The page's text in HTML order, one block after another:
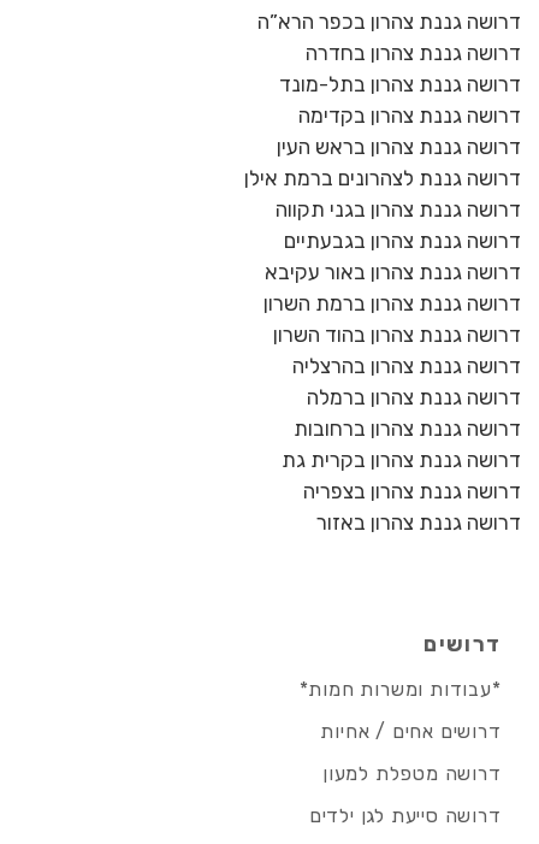
דרושה גננת צהרון בכפר הרא”ה
דרושה גננת צהרון בחדרה
דרושה גננת צהרון בתל-מונד
דרושה גננת צהרון בקדימה
דרושה גננת צהרון בראש העין
דרושה גננת לצהרונים ברמת אילן
דרושה גננת צהרון בגני תקווה
דרושה גננת צהרון בגבעתיים
דרושה גננת צהרון באור עקיבא
דרושה גננת צהרון ברמת השרון
דרושה גננת צהרון בהוד השרון
דרושה גננת צהרון בהרצליה
דרושה גננת צהרון ברמלה
דרושה גננת צהרון ברחובות
דרושה גננת צהרון בקרית גת
דרושה גננת צהרון בצפריה
דרושה גננת צהרון באזור
דרושים
*עבודות ומשרות חמות*
דרושים אחים / אחיות
דרושה מטפלת למעון
דרושה סייעת לגן ילדים